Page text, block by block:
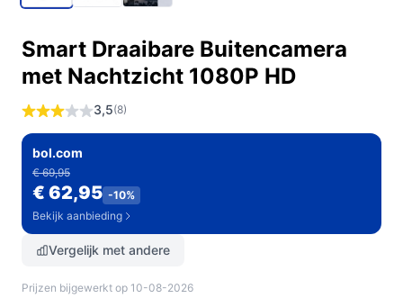
Smart Draaibare Buitencamera
met Nachtzicht 1080P HD
3,5(8)
bol.com
€ 69,95
€ 62,95 -10%
Bekijk aanbieding
Vergelijk met andere
Prijzen bijgewerkt op 10-08-2026